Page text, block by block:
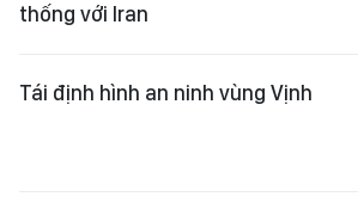
thống với Iran
Tái định hình an ninh vùng Vịnh